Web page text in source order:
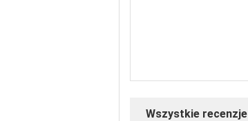
Wszystkie recenzje